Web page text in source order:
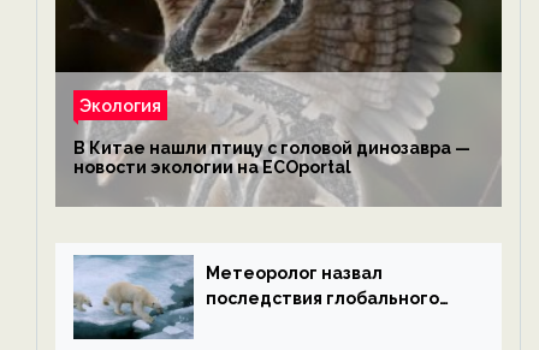
Экология
В Китае нашли птицу с головой динозавра —
новости экологии на ECOportal
Метеоролог назвал
последствия глобального